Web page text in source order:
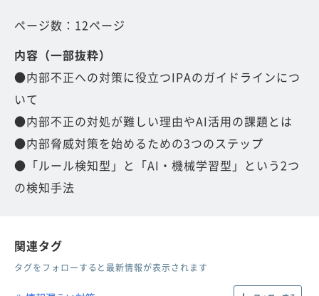
ページ数：12ページ
内容（一部抜粋）
●内部不正への対策に役立つIPAのガイドラインにつ
いて
●内部不正の対処が難しい理由やAI活用の課題とは
●内部脅威対策を始めるための3つのステップ
●「ルール検知型」と「AI・機械学習型」という2つ
の検知手法
関連タグ
タグをフォローすると最新情報が表示されます